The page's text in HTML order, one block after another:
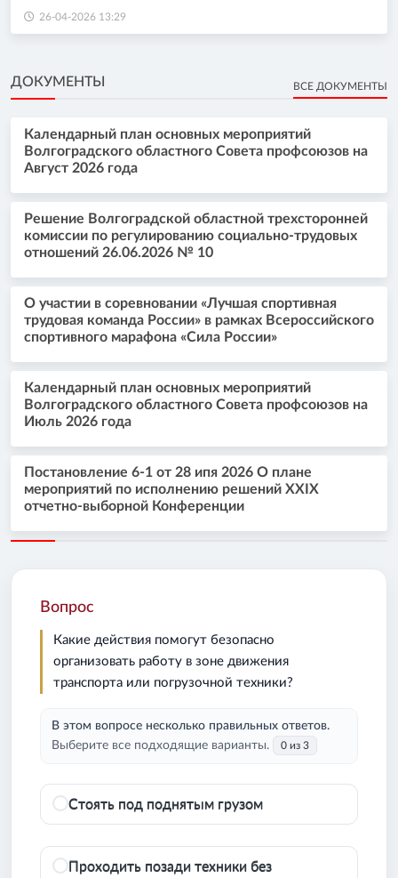
26-04-2026 13:29
ДОКУМЕНТЫ ВСЕ ДОКУМЕНТЫ
Календарный план основных мероприятий
Волгоградского областного Совета профсоюзов на
Август 2026 года
Решение Волгоградской областной трехсторонней
комиссии по регулированию социально-трудовых
отношений 26.06.2026 № 10
О участии в соревновании «Лучшая спортивная
трудовая команда России» в рамках Всероссийского
спортивного марафона «Сила России»
Календарный план основных мероприятий
Волгоградского областного Совета профсоюзов на
Июль 2026 года
Постановление 6-1 от 28 ипя 2026 О плане
мероприятий по исполнению решений XXIX
отчетно-выборной Конференции
Вопрос
Какие действия помогут безопасно
организовать работу в зоне движения
транспорта или погрузочной техники?
В этом вопросе несколько правильных ответов.
Выберите все подходящие варианты.
0 из 3
Стоять под поднятым грузом
Проходить позади техники без